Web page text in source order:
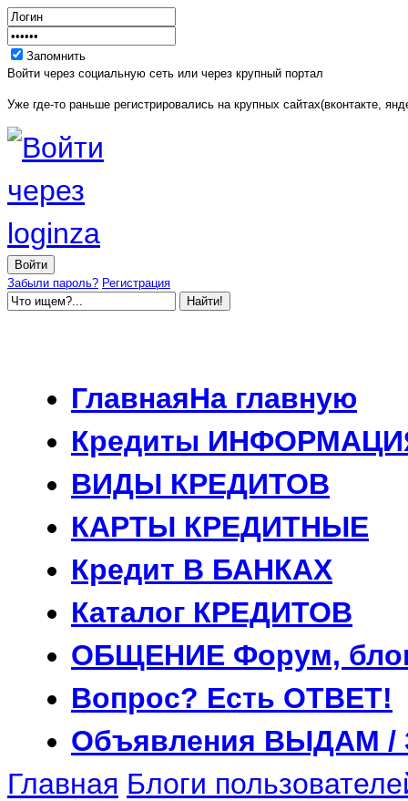
Запомнить
Войти через социальную сеть или через крупный портал
Уже где-то раньше регистрировались на крупных сайтах(вконтакте,
Забыли пароль? Регистрация
ГлавнаяНа главную
Кредиты
ВИДЫ КРЕДИТОВ
КАРТЫ КРЕДИТНЫЕ
Кредит В БАНКАХ
Каталог КРЕДИТОВ
ОБЩЕНИЕ Форум,
Вопрос? Есть ОТВЕТ!
Объявления ВЫДАМ /
Главная Блоги